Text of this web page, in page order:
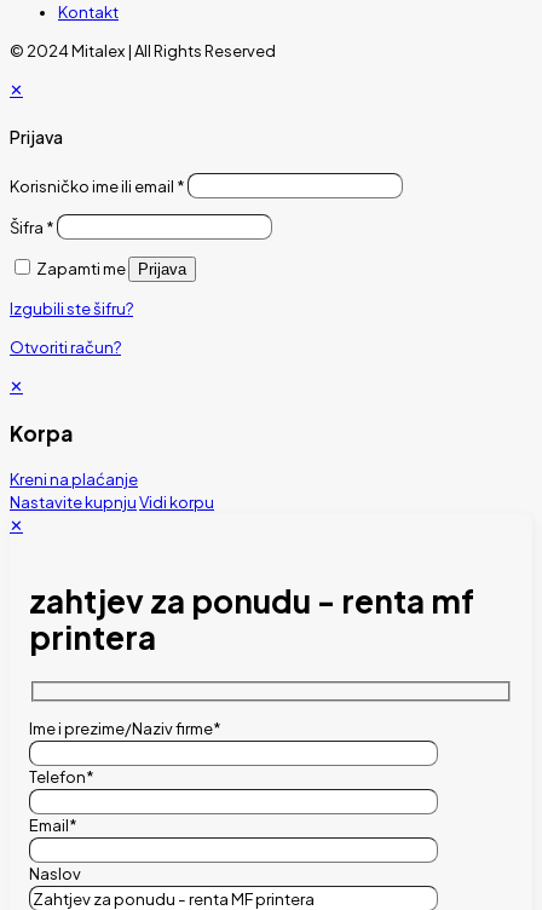
Kontakt
© 2024 Mitalex | All Rights Reserved
✕
Prijava
Korisničko ime ili email *
Šifra *
Zapamti me Prijava
Izgubili ste šifru?
Otvoriti račun?
✕
Korpa
Kreni na plaćanje
Nastavite kupnjuVidi korpu
✕
zahtjev za ponudu - renta mf
printera
Ime i prezime/Naziv firme*
Telefon*
Email*
Naslov